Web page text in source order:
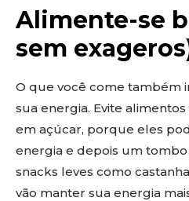
Alimente-se
sem
O que você come também
sua energia. Evite
em açúcar, porque eles
energia e depois um tombo
snacks leves como
vão manter sua energia